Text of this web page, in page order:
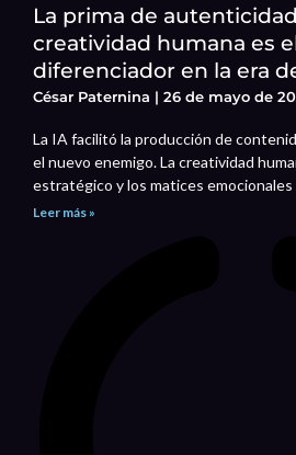
La prima de
creatividad humana es
diferenciador en la era
César Paternina 26 de mayo de
La IA facilitó la producción de
el nuevo enemigo. La creatividad
estratégico y los matices emocionales
Leer más »